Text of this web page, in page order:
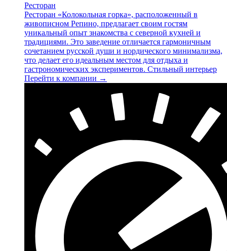
Ресторан
Ресторан «Колокольная горка», расположенный в
живописном Репино, предлагает своим гостям
уникальный опыт знакомства с северной кухней и
традициями. Это заведение отличается гармоничным
сочетанием русской души и нордического минимализма,
что делает его идеальным местом для отдыха и
гастрономических экспериментов. Стильный интерьер
Перейти к компании →